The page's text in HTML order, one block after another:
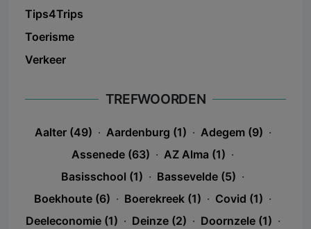
Tips4Trips
Toerisme
Verkeer
TREFWOORDEN
Aalter (49) · Aardenburg (1) · Adegem (9) ·
Assenede (63) · AZ Alma (1) ·
Basisschool (1) · Bassevelde (5) ·
Boekhoute (6) · Boerekreek (1) · Covid (1) ·
Deeleconomie (1) · Deinze (2) · Doornzele (1) ·